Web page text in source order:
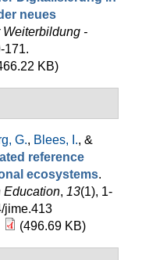
neues
-
171.
KB)
G., Blees, I., &
reference
ecosystems.
Education, 13(1), 1-
jime.413
(496.69 KB)